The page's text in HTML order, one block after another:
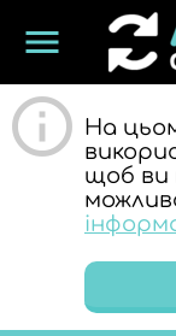
menu
На
щоб ви